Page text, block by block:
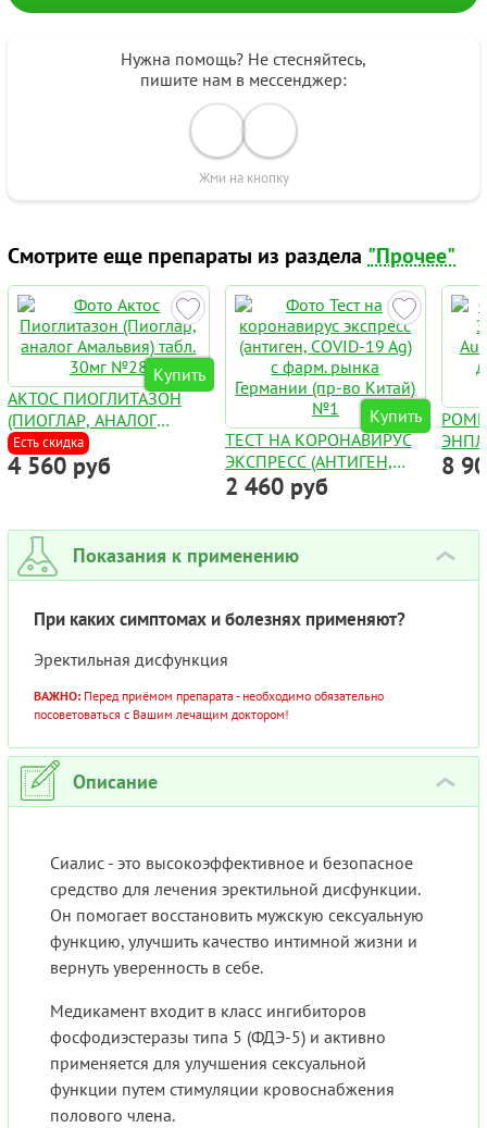
Нужна помощь? Не стесняйтесь,
пишите нам в мессенджер:
Жми на кнопку
Смотрите еще препараты из раздела "Прочее"
Купить
АКТОС ПИОГЛИТАЗОН
(ПИОГЛАР, АНАЛОГ
АМАЛЬВИЯ) ТАБЛ. 30МГ
№28
Есть скидка
4 560 руб
Купить
ТЕСТ НА КОРОНАВИРУС
ЭКСПРЕСС (АНТИГЕН,
COVID-19 AG) С ФАРМ.
РЫНКА ГЕРМАНИИ (ПР-
ВО КИТАЙ) №1
2 460 руб
8
Показания к применению ›
При каких симптомах и болезнях применяют?
Эректильная дисфункция
ВАЖНО: Перед приёмом препарата - необходимо обязательно
посоветоваться с Вашим лечащим доктором!
Описание ›
Сиалис - это высокоэффективное и безопасное
средство для лечения эректильной дисфункции.
Он помогает восстановить мужскую сексуальную
функцию, улучшить качество интимной жизни и
вернуть уверенность в себе.
Медикамент входит в класс ингибиторов
фосфодиэстеразы типа 5 (ФДЭ-5) и активно
применяется для улучшения сексуальной
функции путем стимуляции кровоснабжения
полового члена.